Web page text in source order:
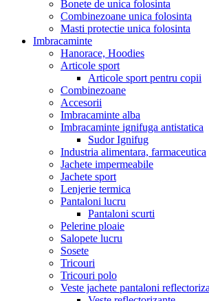
Bonete de unica folosinta
Combinezoane unica folosinta
Masti protectie unica folosinta
Imbracaminte
Hanorace, Hoodies
Articole sport
Articole sport pentru copii
Combinezoane
Accesorii
Imbracaminte alba
Imbracaminte ignifuga antistatica
Sudor Ignifug
Industria alimentara, farmaceutica
Jachete impermeabile
Jachete sport
Lenjerie termica
Pantaloni lucru
Pantaloni scurti
Pelerine ploaie
Salopete lucru
Sosete
Tricouri
Tricouri polo
Veste jachete pantaloni